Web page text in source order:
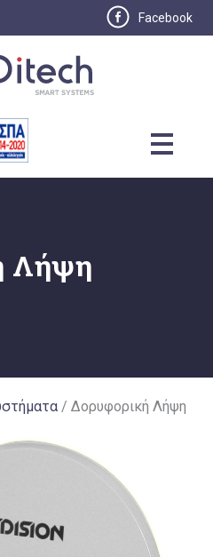
Facebook
Λήψη
/ Δορυφορική Λήψη